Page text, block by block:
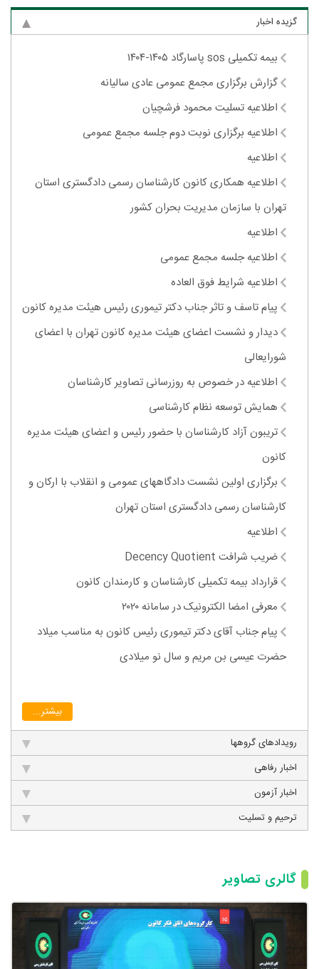
گزیده اخبار
بیمه تکمیلی sos پاسارگاد ۱۴۰۵-۱۴۰۴
گزارش برگزاری مجمع عمومی عادی سالیانه
اطلاعیه تسلیت محمود فرشچیان
اطلاعیه برگزاری نوبت دوم جلسه مجمع عمومی
اطلاعیه
اطلاعیه همکاری کانون کارشناسان رسمی دادگستری استان
تهران با سازمان مدیریت بحران کشور
اطلاعیه
اطلاعیه جلسه مجمع عمومی
اطلاعیه شرایط فوق العاده
پیام تاسف و تاثر جناب دکتر تیموری رئیس هیئت مدیره کانون
دیدار و نشست اعضای هیئت مدیره کانون تهران با اعضای
شورایعالی
اطلاعیه در خصوص به روزرسانی تصاویر کارشناسان
همایش توسعه نظام کارشناسی
تریبون آزاد کارشناسان با حضور رئیس و اعضای هیئت مدیره
کانون
برگزاری اولین نشست دادگاههای عمومی و انقلاب با ارکان و
کارشناسان رسمی دادگستری استان تهران
اطلاعیه
ضریب شرافت Decency Quotient
قرارداد بیمه تکمیلی کارشناسان و کارمندان کانون
معرفی امضا الکترونیک در سامانه ۲۰۲۰
پیام جناب آقای دکتر تیموری رئیس کانون به مناسب میلاد
حضرت عیسی بن مریم و سال نو میلادی
بیشتر...
رویدادهای گروهها
اخبار رفاهی
اخبار آزمون
ترحیم و تسلیت
گالری تصاویر